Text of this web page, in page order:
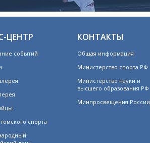
ЦЕНТР
событий
спорта
КОНТАКТЫ
Общая информация
Министерство спорта РФ
Министерство науки и
высшего образования РФ
Минпросвещения России